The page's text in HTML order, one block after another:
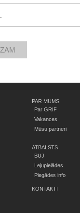
PAR MUMS
Par GRIF
Vakances
Mūsu partneri
ATBALSTS
BUJ
Lejupielādes
Piegādes info
KONTAKTI